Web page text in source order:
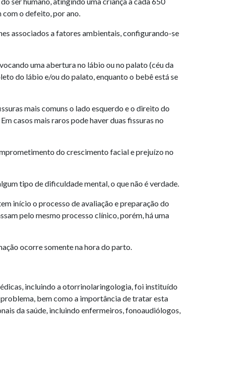
com o defeito, por ano.
associados a fatores ambientais, configurando-se
uma abertura no lábio ou no palato (céu da
do lábio e/ou do palato, enquanto o bebê está se
mais comuns o lado esquerdo e o direito do
casos mais raros pode haver duas fissuras no
do crescimento facial e prejuízo no
tipo de dificuldade mental, o que não é verdade.
início o processo de avaliação e preparação do
pelo mesmo processo clínico, porém, há uma
ocorre somente na hora do parto.
incluindo a otorrinolaringologia, foi instituído
bem como a importância de tratar esta
da saúde, incluindo enfermeiros, fonoaudiólogos,